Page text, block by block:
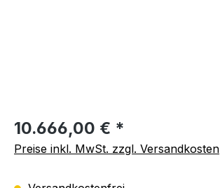
Regulärer Preis:
10.666,00 € *
Preise inkl. MwSt. zzgl. Versandkosten